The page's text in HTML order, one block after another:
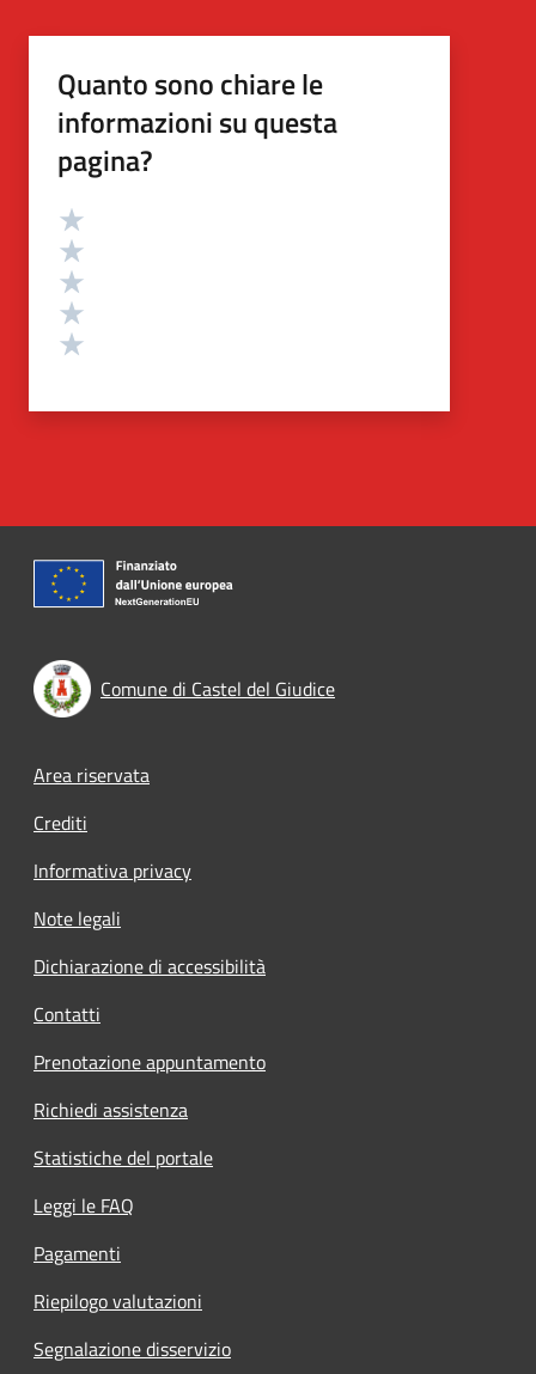
Quanto sono chiare le
informazioni su questa
pagina?
Valutazione
Comune di Castel del Giudice
Footer menu
Area riservata
Crediti
Informativa privacy
Note legali
Dichiarazione di accessibilità
Contatti
Prenotazione appuntamento
Richiedi assistenza
Statistiche del portale
Leggi le FAQ
Pagamenti
Riepilogo valutazioni
Segnalazione disservizio